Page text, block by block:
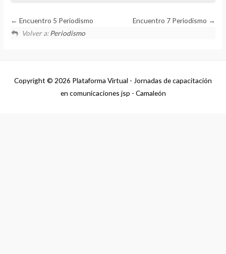
Encuentro 5 Periodismo
Encuentro 7 Periodismo
Volver a:Periodismo
Copyright © 2026 Plataforma Virtual - Jornadas de capacitación
en comunicaciones jsp - Camaleón